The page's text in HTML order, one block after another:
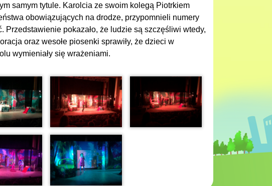
samym tytule. Karolcia ze swoim kolegą Piotrkiem
obowiązujących na drodze, przypomnieli numery
pokazało, że ludzie są szczęśliwi wtedy,
oraz wesołe piosenki sprawiły, że dzieci w
wymieniały się wrażeniami.